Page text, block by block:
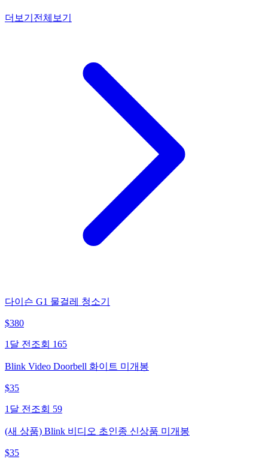
더보기 전체보기
다이슨 G1 물걸레 청소기
$380
1달 전 조회 165
Blink Video Doorbell 화이트 미개봉
$35
1달 전 조회 59
(새 상품) Blink 비디오 초인종 신상품 미개봉
$35